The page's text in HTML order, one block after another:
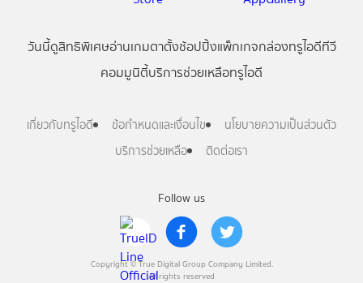
Follow us
Copyright © True Digital Group Company Limited.
All rights reserved
วันนี้ดูสิทธิพิเศษอ่านเกมตาตั้งช้อปปิ้งแพ็กเกจกล่องทรูไอดีทีวี
คอมมูนิตี้บริการช่วยเหลือทรูไอดี
เกี่ยวกับทรูไอดี ข้อกำหนดและเงื่อนไข
นโยบายความเป็นส่วนตัว
บริการช่วยเหลือ
ติดต่อเรา